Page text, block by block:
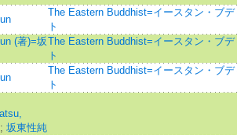
The Eastern Buddhist=イースタン・ブデ
ト
(著)=坂The Eastern Buddhist=イースタン・ブデ
ト
The Eastern Buddhist=イースタン・ブデ
ト
; 坂東性純